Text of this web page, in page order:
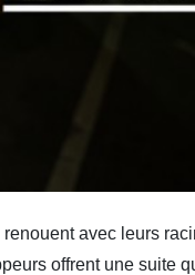
avec leurs
offrent une suite